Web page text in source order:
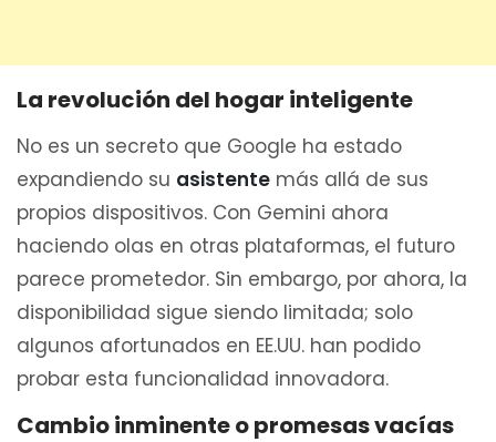
La revolución del hogar inteligente
No es un secreto que Google ha estado
expandiendo su asistente más allá de sus
propios dispositivos. Con Gemini ahora
haciendo olas en otras plataformas, el futuro
parece prometedor. Sin embargo, por ahora, la
disponibilidad sigue siendo limitada; solo
algunos afortunados en EE.UU. han podido
probar esta funcionalidad innovadora.
Cambio inminente o promesas vacías